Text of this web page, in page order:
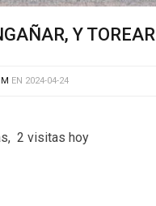
Y TOREAR
EN 2024-04-24
2 visitas hoy